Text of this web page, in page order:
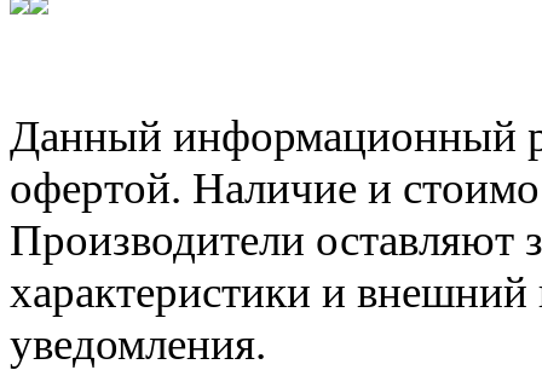
Данный информационный
офертой. Наличие и
Производители оставляют
характеристики и внешний
уведомления.